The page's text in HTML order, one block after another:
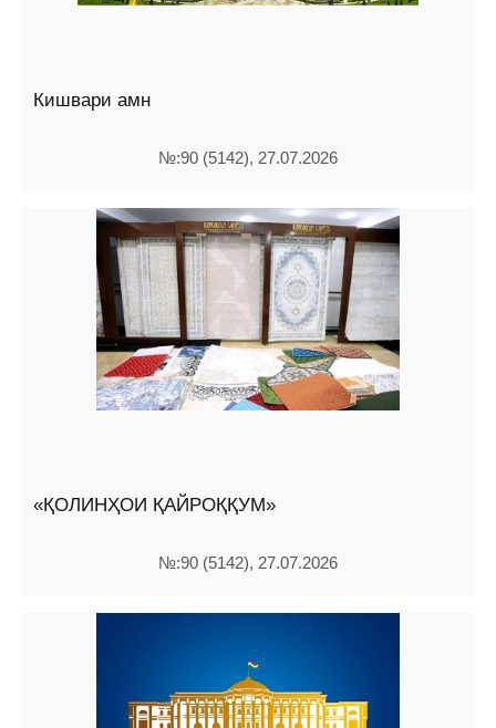
Кишвари амн
№:90 (5142), 27.07.2026
«ҚОЛИНҲОИ ҚАЙРОҚҚУМ»
№:90 (5142), 27.07.2026